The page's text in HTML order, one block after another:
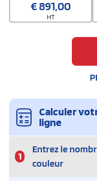
€891,00
HT
Calculer
ligne
1
Entrez le
couleur